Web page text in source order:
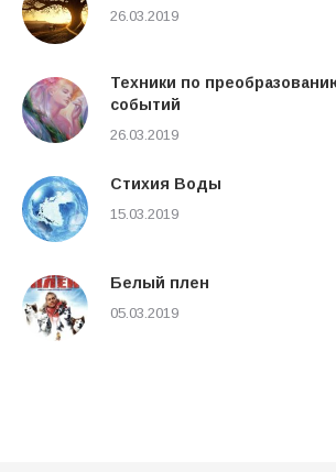
26.03.2019
Техники по
событий
26.03.2019
Стихия Воды
15.03.2019
Белый плен
05.03.2019